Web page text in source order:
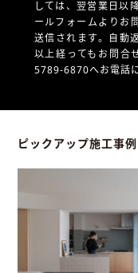
しては、翌営業日以
ールフォームよりお
送信されます。自動
以上経ってもお問合
5789-6870へお電話
ピックアップ施工事例